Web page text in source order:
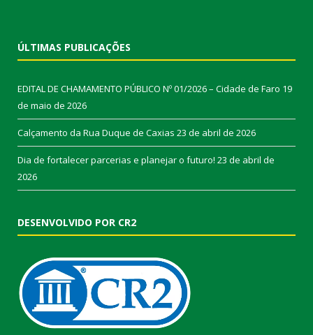
ÚLTIMAS PUBLICAÇÕES
EDITAL DE CHAMAMENTO PÚBLICO Nº 01/2026 – Cidade de Faro 19
de maio de 2026
Calçamento da Rua Duque de Caxias 23 de abril de 2026
Dia de fortalecer parcerias e planejar o futuro! 23 de abril de
2026
DESENVOLVIDO POR CR2